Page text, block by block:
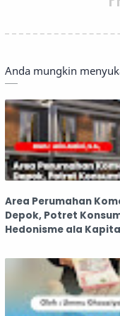
Anda mungkin
Area Perumahan
Depok, Potret
Hedonisme ala